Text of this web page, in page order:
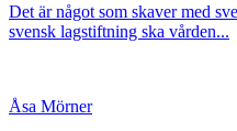
Det är något som skaver med
svensk lagstiftning ska vården...
Åsa Mörner